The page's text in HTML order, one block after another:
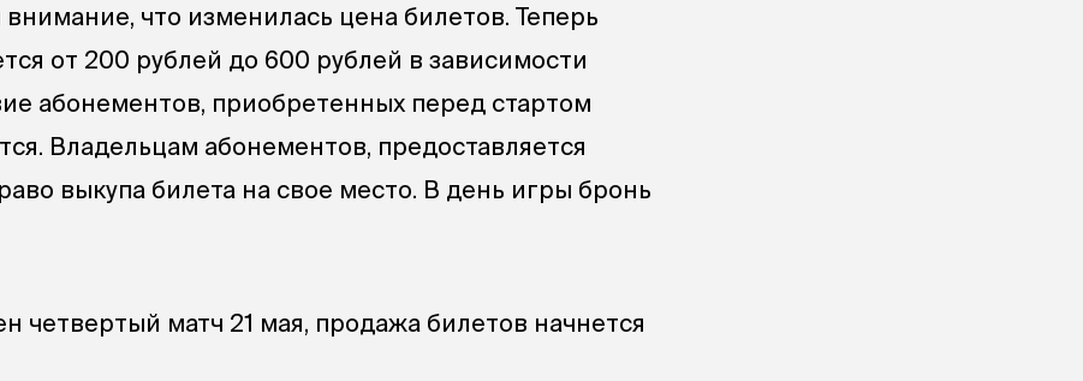
что изменилась цена билетов. Теперь
от 200 рублей до 600 рублей в зависимости
абонементов, приобретенных перед стартом
Владельцам абонементов, предоставляется
выкупа билета на свое место. В день игры бронь
четвертый матч 21 мая, продажа билетов начнется